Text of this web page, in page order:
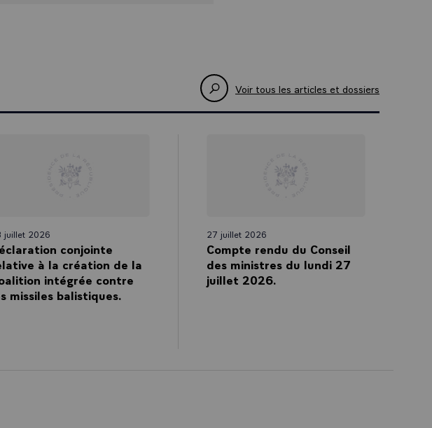
Voir tous les articles et dossiers
juillet 2026
conjointe
à la création de la
intégrée contre
missiles balistiques.
27 juillet 2026
Compte rendu du Conseil
des ministres du lundi 27
juillet 2026.